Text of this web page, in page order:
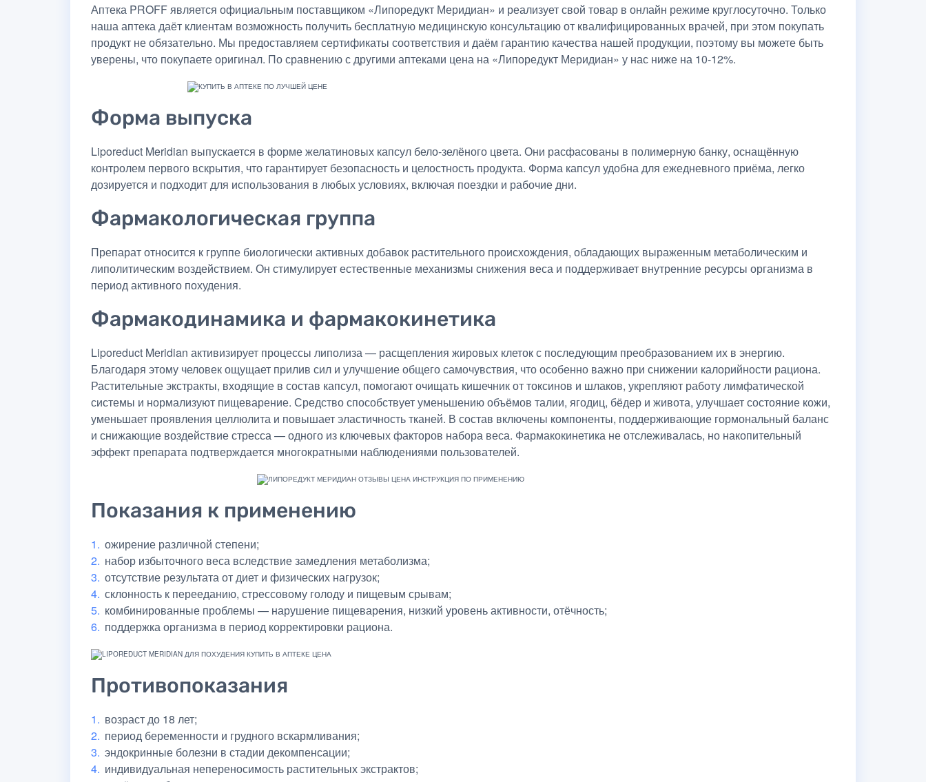
Аптека PROFF является официальным поставщиком «Липоредукт Меридиан» и реализует свой товар в онлайн режиме круглосуточно. Только
наша аптека даёт клиентам возможность получить бесплатную медицинскую консультацию от квалифицированных врачей, при этом покупать
продукт не обязательно. Мы предоставляем сертификаты соответствия и даём гарантию качества нашей продукции, поэтому вы можете быть
уверены, что покупаете оригинал. По сравнению с другими аптеками цена на «Липоредукт Меридиан» у нас ниже на 10-12%.
Форма выпуска
Liporeduct Meridian выпускается в форме желатиновых капсул бело‑зелёного цвета. Они расфасованы в полимерную банку, оснащённую
контролем первого вскрытия, что гарантирует безопасность и целостность продукта. Форма капсул удобна для ежедневного приёма, легко
дозируется и подходит для использования в любых условиях, включая поездки и рабочие дни.
Фармакологическая группа
Препарат относится к группе биологически активных добавок растительного происхождения, обладающих выраженным метаболическим и
липолитическим воздействием. Он стимулирует естественные механизмы снижения веса и поддерживает внутренние ресурсы организма в
период активного похудения.
Фармакодинамика и фармакокинетика
Liporeduct Meridian активизирует процессы липолиза — расщепления жировых клеток с последующим преобразованием их в энергию.
Благодаря этому человек ощущает прилив сил и улучшение общего самочувствия, что особенно важно при снижении калорийности рациона.
Растительные экстракты, входящие в состав капсул, помогают очищать кишечник от токсинов и шлаков, укрепляют работу лимфатической
системы и нормализуют пищеварение. Средство способствует уменьшению объёмов талии, ягодиц, бёдер и живота, улучшает состояние кожи,
уменьшает проявления целлюлита и повышает эластичность тканей. В состав включены компоненты, поддерживающие гормональный баланс
и снижающие воздействие стресса — одного из ключевых факторов набора веса. Фармакокинетика не отслеживалась, но накопительный
эффект препарата подтверждается многократными наблюдениями пользователей.
Показания к применению
ожирение различной степени;
набор избыточного веса вследствие замедления метаболизма;
отсутствие результата от диет и физических нагрузок;
склонность к перееданию, стрессовому голоду и пищевым срывам;
комбинированные проблемы — нарушение пищеварения, низкий уровень активности, отёчность;
поддержка организма в период корректировки рациона.
Противопоказания
возраст до 18 лет;
период беременности и грудного вскармливания;
эндокринные болезни в стадии декомпенсации;
индивидуальная непереносимость растительных экстрактов;